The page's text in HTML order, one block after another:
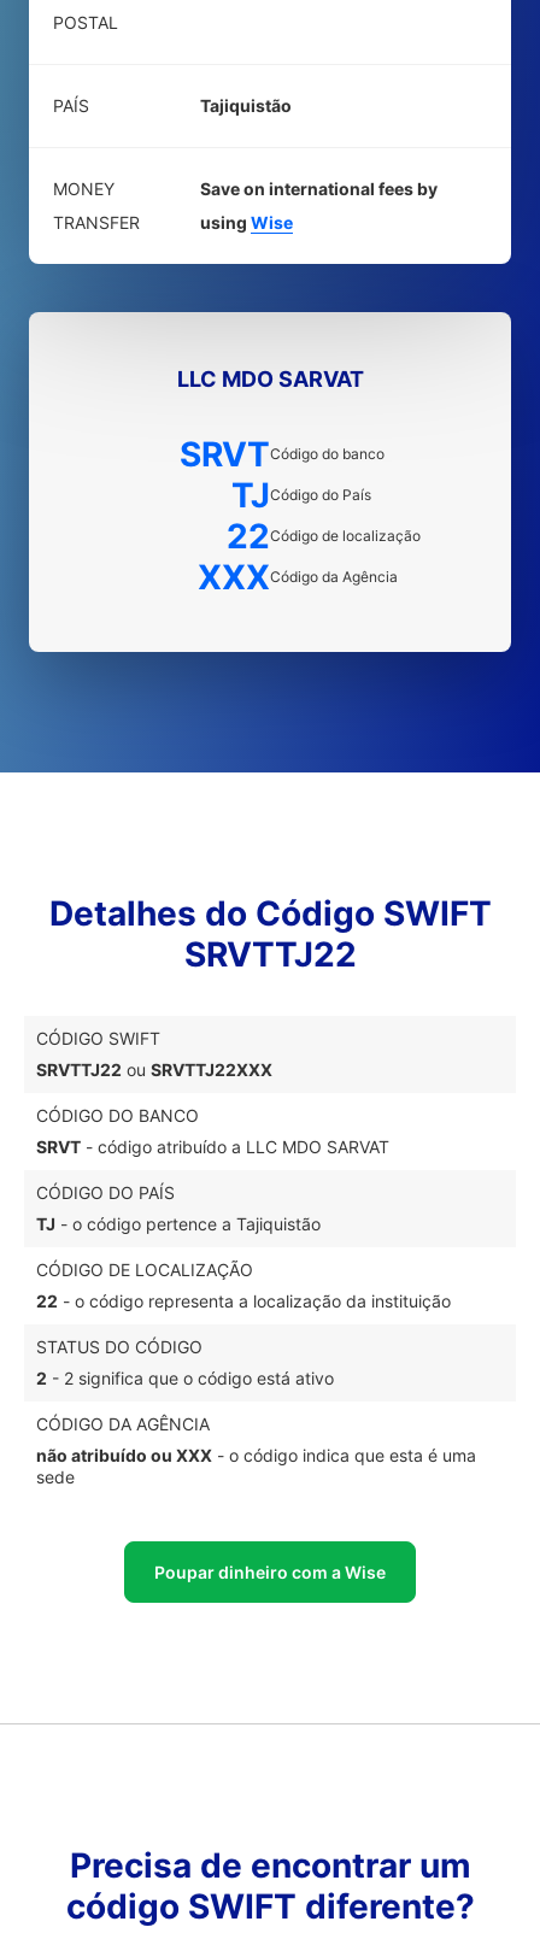
POSTAL
PAÍS Tajiquistão
MONEY
TRANSFER
Save on international fees by
using Wise
LLC MDO SARVAT
SRVTCódigo do banco
TJCódigo do País
22Código de localização
XXXCódigo da Agência
Detalhes do Código SWIFT
SRVTTJ22
CÓDIGO SWIFT
SRVTTJ22 ou SRVTTJ22XXX
CÓDIGO DO BANCO
SRVT - código atribuído a LLC MDO SARVAT
CÓDIGO DO PAÍS
TJ - o código pertence a Tajiquistão
CÓDIGO DE LOCALIZAÇÃO
22 - o código representa a localização da instituição
STATUS DO CÓDIGO
2 - 2 significa que o código está ativo
CÓDIGO DA AGÊNCIA
não atribuído ou XXX - o código indica que esta é uma
sede
Poupar dinheiro com a Wise
Precisa de encontrar um
código SWIFT diferente?